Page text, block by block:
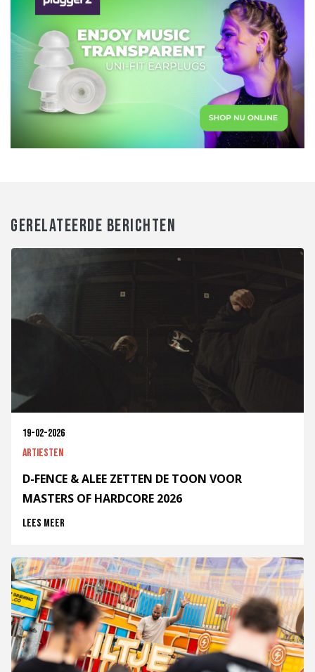
GERELATEERDE BERICHTEN
19-02-2026
Artiesten
D-FENCE & ALEE ZETTEN DE TOON VOOR
MASTERS OF HARDCORE 2026
Lees meer